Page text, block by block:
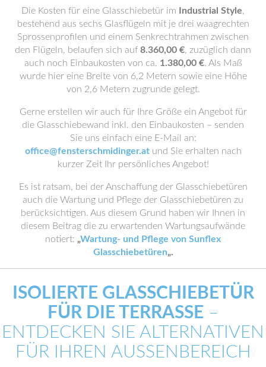
Die Kosten für eine Glasschiebetür im Industrial Style,
bestehend aus sechs Glasflügeln mit je drei waagrechten
Sprossenprofilen und einem Senkrechtrahmen zwischen
den Flügeln, belaufen sich auf 8.360,00 €, zuzüglich dann
auch noch Einbaukosten von ca. 1.380,00 €. Als Maß
wurde hier eine Breite von 6,2 Metern sowie eine Höhe
von 2,6 Metern zugrunde gelegt.
Gerne erstellen wir auch für Ihre Größe ein Angebot für
die Glasschiebewand inkl. den Einbaukosten – senden
Sie uns einfach eine E-Mail an:
office@fensterschmidinger.atund Sie erhalten nach
kurzer Zeit Ihr persönliches Angebot!
Es ist ratsam, bei der Anschaffung der Glasschiebetüren
auch die Wartung und Pflege der Glasschiebetüren zu
berücksichtigen. Aus diesem Grund haben wir Ihnen in
diesem Beitrag die zu erwartenden Wartungsaufwände
notiert: „Wartung- und Pflege von Sunflex
Glasschiebetüren„.
ISOLIERTE GLASSCHIEBETÜR
FÜR DIE TERRASSE –
ENTDECKEN SIE ALTERNATIVEN
FÜR IHREN AUSSENBEREICH